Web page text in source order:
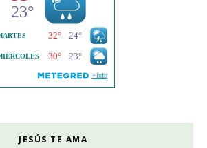
JESÚS TE AMA